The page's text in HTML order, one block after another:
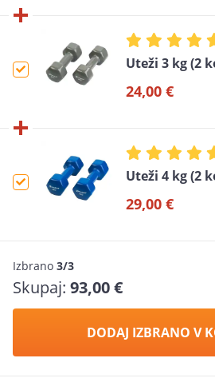
Uteži 3 kg (2
24,00 €
Uteži 4 kg (2
29,00 €
Izbrano 3/3
Skupaj: 93,00 €
DODAJ IZBRANO V